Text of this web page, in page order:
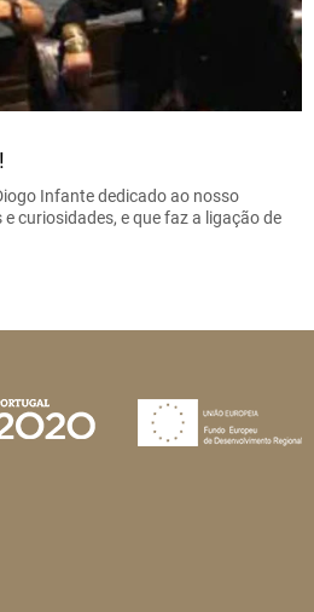
Infante dedicado ao nosso
curiosidades, e que faz a ligação de